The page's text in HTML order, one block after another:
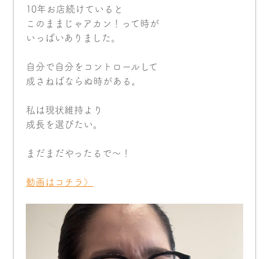
10年お店続けていると
このままじゃアカン！って時が
いっぱいありました。
自分で自分をコントロールして
成さねばならぬ時がある。
私は現状維持より
成長を選びたい。
まだまだやったるで〜！
動画はコチラ〉